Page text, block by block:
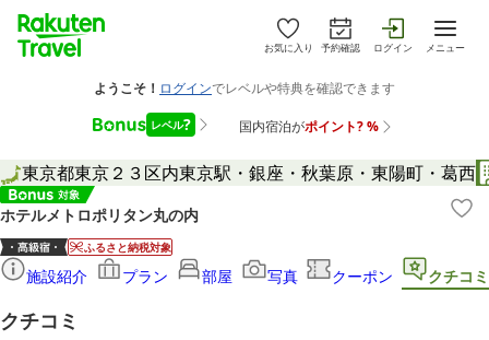
お気に入り 予約確認 ログイン メニュー
東京都東京２３区内東京駅・銀座・秋葉原・東陽町・葛西
ホテルメトロポリタン丸の内
ふるさと納税対象
施設紹介 プラン 部屋 写真 クーポン クチコミ
クチコミ